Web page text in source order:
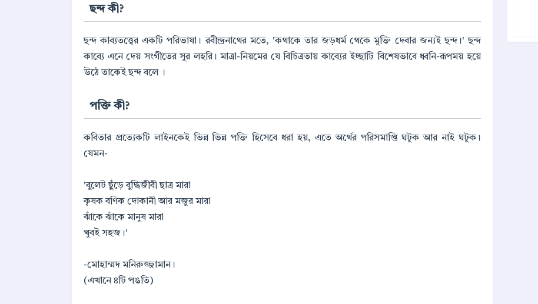
ছন্দ কী?
ছন্দ কাব্যতত্ত্বের একটি পরিভাষা। রবীন্দ্রনাথের মতে, 'কথাকে তার জড়ধর্ম থেকে মুক্তি দেবার জন্যই ছন্দ।' ছন্দ
কাব্যে এনে দেয় সংগীতের সুর লহরি। মাত্রা-নিয়মের যে বিচিত্রতায় কাব্যের ইচ্ছাটি বিশেষভাবে ধ্বনি-রূপময় হয়ে
উঠে তাকেই ছন্দ বলে ।
পক্তি কী?
কবিতার প্রত্যেকটি লাইনকেই ভিন্ন ভিন্ন পক্তি হিসেবে ধরা হয়, এতে অর্থের পরিসমাপ্তি ঘটুক আর নাই ঘটুক।
যেমন-
'বুলেট ছুঁড়ে বুদ্ধিজীবী ছাত্র মারা
কৃষক বণিক দোকানী আর মজুর মারা
ঝাঁকে ঝাঁকে মানুষ মারা
খুবই সহজ।'
-মোহাম্মদ মনিরুজ্জামান।
(এখানে ৪টি পঙতি)